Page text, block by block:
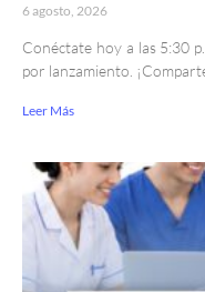
6 agosto, 2026
Conéctate hoy a las 5:30
por lanzamiento.
Leer Más